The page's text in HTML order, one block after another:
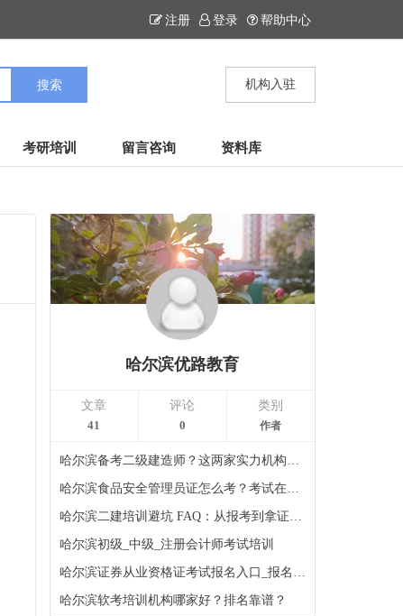
注册 登录 帮助中心
机构入驻
考研培训 留言咨询 资料库
哈尔滨优路教育
文章
41
评论
0
类别
作者
哈尔滨备考二级建造师？这两家实力机构培训质量高，速来对比！
哈尔滨食品安全管理员证怎么考？考试在哪报名？
哈尔滨二建培训避坑 FAQ：从报考到拿证疑问解析
哈尔滨初级_中级_注册会计师考试培训
哈尔滨证券从业资格证考试报名入口_报名考试时间
哈尔滨软考培训机构哪家好？排名靠谱？